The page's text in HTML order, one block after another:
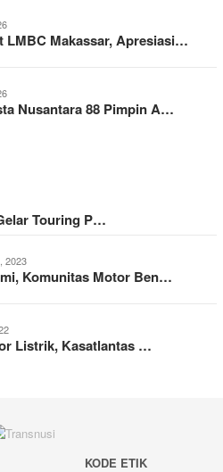
LMBC Makassar, Apresiasi…
Nusantara 88 Pimpin A…
Touring P…
2023
Komunitas Motor Ben…
Listrik, Kasatlantas …
KODE ETIK